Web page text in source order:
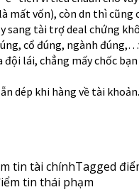
mất vốn), còn dn thì cũng
sang tài trợ deal chứng
cổ đúng, ngành
lái, chẳng mấy chốc bạn
dép khi hàng về tài khoản.
tin tài chínhTagged
tin thái phạm